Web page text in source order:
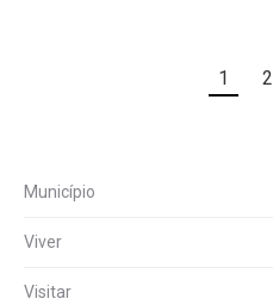
1 2
Município
Viver
Visitar